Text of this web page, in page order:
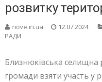
розвитку
nove.in.ua 12.07.2024
РАДИ
Близнюківська селищна
громади взяти участь у